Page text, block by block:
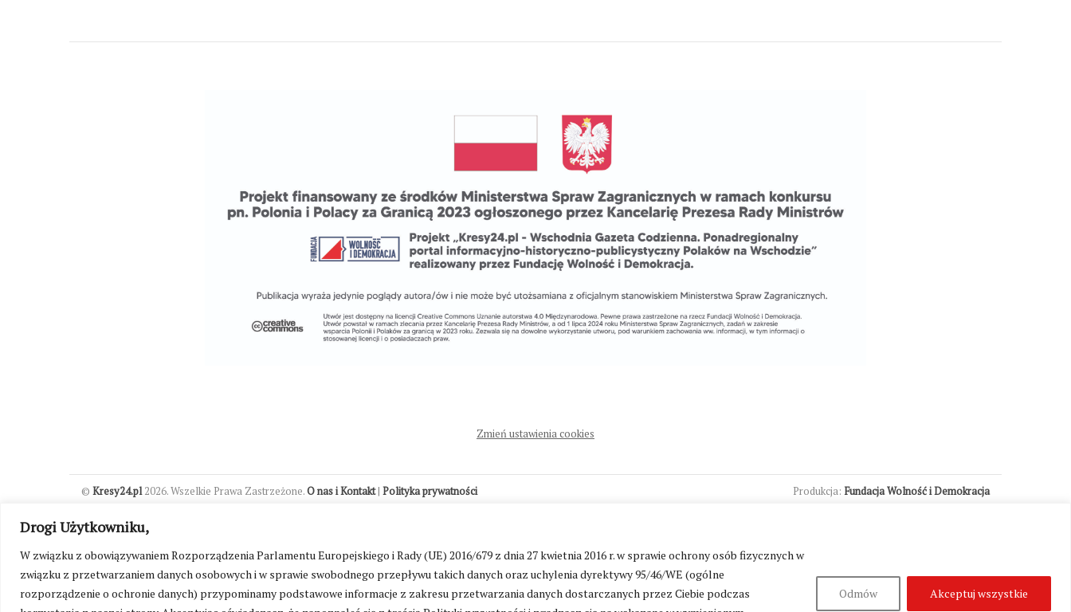
Drogi Użytkowniku,
W związku z obowiązywaniem Rozporządzenia Parlamentu Europejskiego i Rady (UE) 2016/679 z dnia 27 kwietnia 2016 r. w sprawie ochrony osób fizycznych w
związku z przetwarzaniem danych osobowych i w sprawie swobodnego przepływu takich danych oraz uchylenia dyrektywy 95/46/WE (ogólne
rozporządzenie o ochronie danych) przypominamy podstawowe informacje z zakresu przetwarzania danych dostarczanych przez Ciebie podczas
Odmów Akceptuj wszystkie
Zmień ustawienia cookies
© Kresy24.pl2026. Wszelkie Prawa Zastrzeżone.O nas i Kontakt| Polityka prywatności Produkcja: Fundacja Wolność i Demokracja